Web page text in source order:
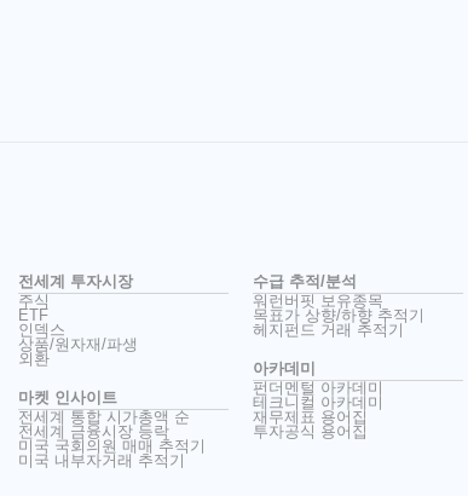
전세계 투자시장
주식
ETF
인덱스
상품/원자재/파생
외환
마켓 인사이트
전세계 통합 시가총액 순
전세계 금융시장 등락
미국 국회의원 매매 추적기
미국 내부자거래 추적기
수급 추적/분석
워런버핏 보유종목
목표가 상향/하향 추적기
헤지펀드 거래 추적기
아카데미
펀더멘털 아카데미
테크니컬 아카데미
재무제표 용어집
투자공식 용어집